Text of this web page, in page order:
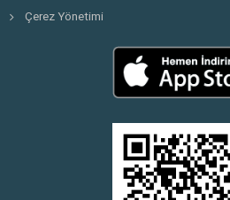
Çerez Yönetimi